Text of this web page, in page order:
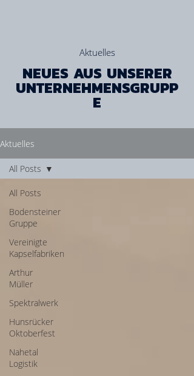
Aktuelles
NEUES AUS UNSERER
UNTERNEHMENSGRUPP
E
Aktuelles
All Posts
Bodensteiner
Gruppe
Vereinigte
Kapselfabriken
Arthur
Müller
Spektralwerk
Hunsrücker
Oktoberfest
Nahetal
Logistik
All Posts